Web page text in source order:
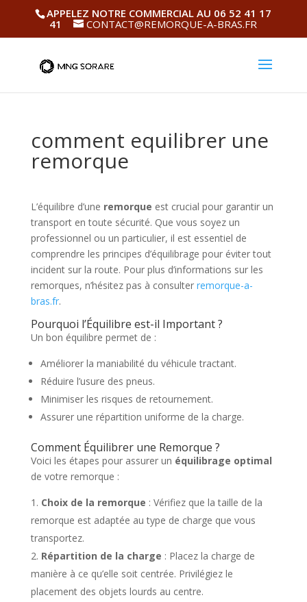
APPELEZ NOTRE COMMERCIAL AU 06 52 41 17
41
CONTACT@REMORQUE-A-BRAS.FR
comment equilibrer une
remorque
L’équilibre d’une remorque est crucial pour garantir un
transport en toute sécurité. Que vous soyez un
professionnel ou un particulier, il est essentiel de
comprendre les principes d’équilibrage pour éviter tout
incident sur la route. Pour plus d’informations sur les
remorques, n’hésitez pas à consulter remorque-a-
bras.fr.
Pourquoi l’Équilibre est-il Important ?
Un bon équilibre permet de :
Améliorer la maniabilité du véhicule tractant.
Réduire l’usure des pneus.
Minimiser les risques de retournement.
Assurer une répartition uniforme de la charge.
Comment Équilibrer une Remorque ?
Voici les étapes pour assurer un équilibrage optimal
de votre remorque :
Choix de la remorque : Vérifiez que la taille de la
remorque est adaptée au type de charge que vous
transportez.
Répartition de la charge : Placez la charge de
manière à ce qu’elle soit centrée. Privilégiez le
placement des objets lourds au centre.